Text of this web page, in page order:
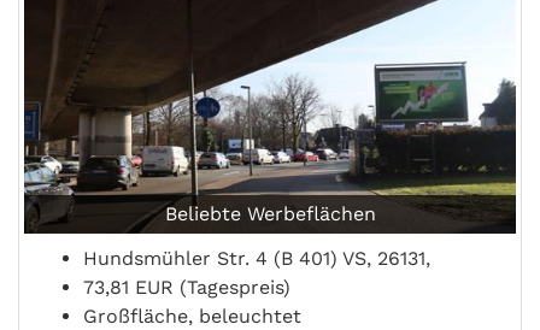
Beliebte Werbeflächen
Hundsmühler Str. 4 (B 401) VS, 26131,
73,81 EUR (Tagespreis)
Großfläche, beleuchtet